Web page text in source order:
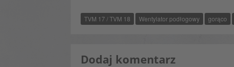
TVM 17 / TVM 18 Wentylator podłogowy gorąco
Dodaj komentarz